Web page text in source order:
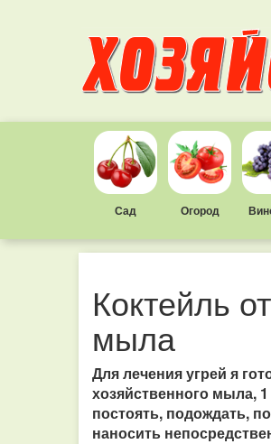
Сад Огород
Коктейль
мыла
Для лечения угрей я
хозяйственного мыла,
постоять, подождать,
наносить